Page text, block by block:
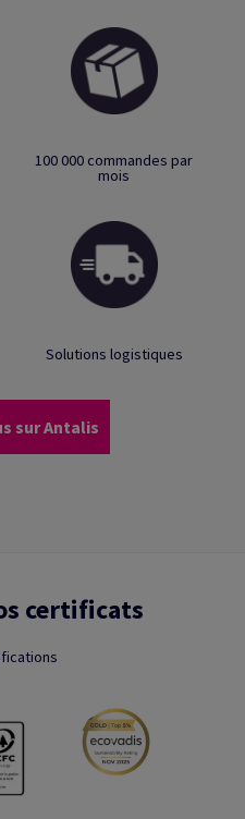
100 000 commandes par
mois
Solutions logistiques
sur Antalis
certificats